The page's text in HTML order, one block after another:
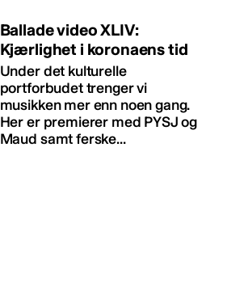
Ballade video XLIV:
Kjærlighet i koronaens tid
Under det kulturelle
portforbudet trenger vi
musikken mer enn noen gang.
Her er premierer med PYSJ og
Maud samt ferske...